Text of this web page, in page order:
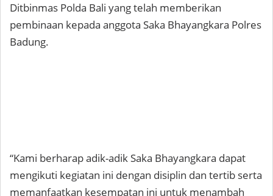
Ditbinmas Polda Bali yang telah memberikan
pembinaan kepada anggota Saka Bhayangkara Polres
Badung.
“Kami berharap adik-adik Saka Bhayangkara dapat
mengikuti kegiatan ini dengan disiplin dan tertib serta
memanfaatkan kesempatan ini untuk menambah